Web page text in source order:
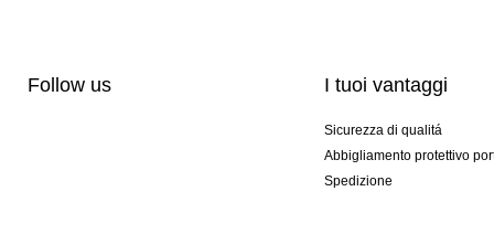
Follow us I tuoi vantaggi
Sicurezza di qualitá
Abbigliamento protettivo
Spedizione